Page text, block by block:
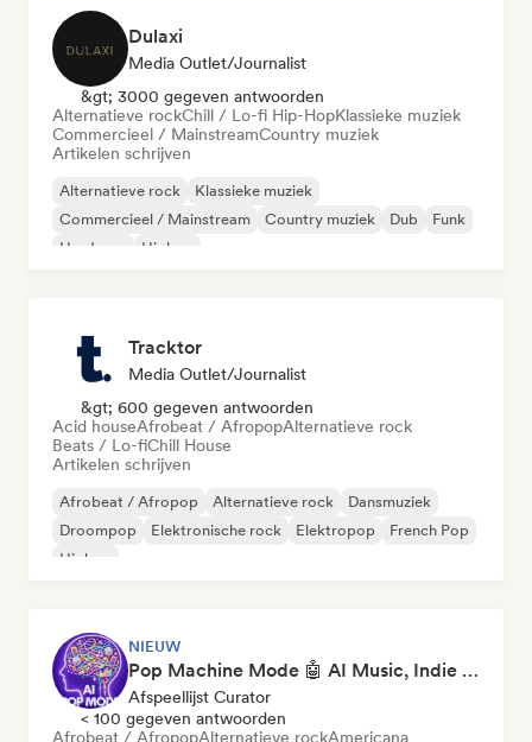
Dulaxi
Media Outlet/Journalist
&gt; 3000 gegeven antwoorden
Alternatieve rockChill / Lo-fi Hip-HopKlassieke muziek
Commercieel / MainstreamCountry muziek
Artikelen schrijven
Alternatieve rock
Klassieke muziek
Commercieel / Mainstream
Country muziek Dub
Funk
Hardcore
Hiphop
Tracktor
Media Outlet/Journalist
&gt; 600 gegeven antwoorden
Acid houseAfrobeat / AfropopAlternatieve rock
Beats / Lo-fiChill House
Artikelen schrijven
Afrobeat / Afropop Alternatieve rock
Dansmuziek
Droompop
Elektronische rock Elektropop
French Pop
Hiphop
NIEUW
Pop Machine Mode 🤖 AI Music, Indie Pop & Dream Pop
Afspeellijst Curator
< 100 gegeven antwoorden
Afrobeat / AfropopAlternatieve rockAmericana